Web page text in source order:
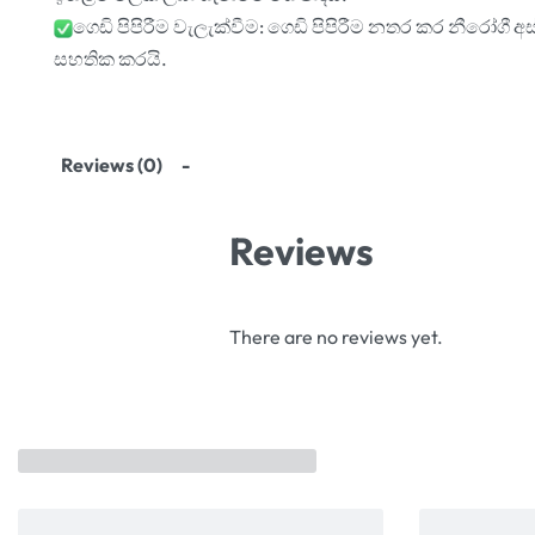
ගෙඩි පිපිරීම වැලැක්වීම: ගෙඩි පිපිරීම නතර කර නීරෝගී
සහතික කරයි.
Reviews (0)
Reviews
There are no reviews yet.
Related products